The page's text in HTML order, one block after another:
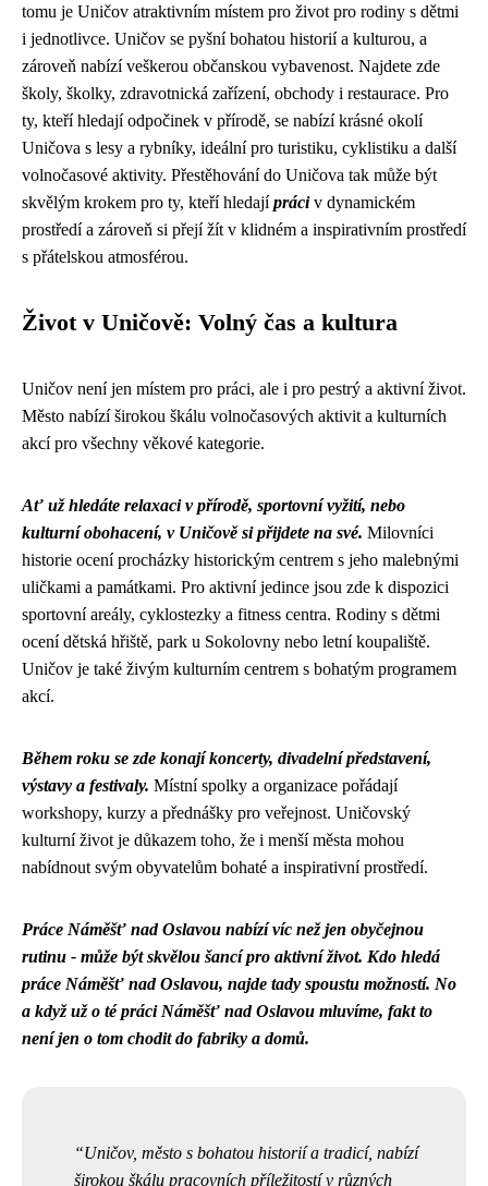
tomu je Uničov atraktivním místem pro život pro rodiny s dětmi
i jednotlivce. Uničov se pyšní bohatou historií a kulturou, a
zároveň nabízí veškerou občanskou vybavenost. Najdete zde
školy, školky, zdravotnická zařízení, obchody i restaurace. Pro
ty, kteří hledají odpočinek v přírodě, se nabízí krásné okolí
Uničova s lesy a rybníky, ideální pro turistiku, cyklistiku a další
volnočasové aktivity. Přestěhování do Uničova tak může být
skvělým krokem pro ty, kteří hledajípráciv dynamickém
prostředí a zároveň si přejí žít v klidném a inspirativním prostředí
s přátelskou atmosférou.
Život v Uničově: Volný čas a kultura
Uničov není jen místem pro práci, ale i pro pestrý a aktivní život.
Město nabízí širokou škálu volnočasových aktivit a kulturních
akcí pro všechny věkové kategorie.
Ať už hledáte relaxaci v přírodě, sportovní vyžití, nebo
kulturní obohacení, v Uničově si přijdete na své. Milovníci
historie ocení procházky historickým centrem s jeho malebnými
uličkami a památkami. Pro aktivní jedince jsou zde k dispozici
sportovní areály, cyklostezky a fitness centra. Rodiny s dětmi
ocení dětská hřiště, park u Sokolovny nebo letní koupaliště.
Uničov je také živým kulturním centrem s bohatým programem
akcí.
Během roku se zde konají koncerty, divadelní představení,
výstavy a festivaly. Místní spolky a organizace pořádají
workshopy, kurzy a přednášky pro veřejnost. Uničovský
kulturní život je důkazem toho, že i menší města mohou
nabídnout svým obyvatelům bohaté a inspirativní prostředí.
Práce Náměšť nad Oslavou nabízí víc než jen obyčejnou
rutinu - může být skvělou šancí pro aktivní život. Kdo hledá
práce Náměšť nad Oslavou, najde tady spoustu možností. No
a když už o té práci Náměšť nad Oslavou mluvíme, fakt to
není jen o tom chodit do fabriky a domů.
Uničov, město s bohatou historií a tradicí, nabízí
širokou škálu pracovních příležitostí v různých